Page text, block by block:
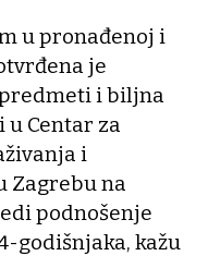
u pronađenoj i
je
i biljna
Centar za
i
Zagrebu na
podnošenje
godišnjaka, kažu